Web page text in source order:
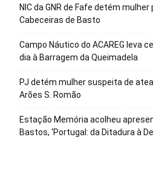
NIC da GNR de Fafe detém
Cabeceiras de Basto
Campo Náutico do ACAREG leva
dia à Barragem da Queimadela
PJ detém mulher suspeita de
Arões S. Romão
Estação Memória acolheu
Bastos, ‘Portugal: da Ditadura à